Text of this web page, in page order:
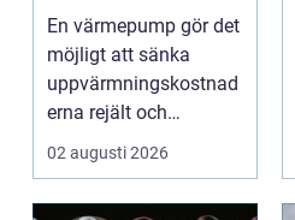
moderna hem
En värmepump gör det
möjligt att sänka
uppvärmningskostnad
erna rejält och
samtidigt få ett
behagliga...
02 augusti 2026